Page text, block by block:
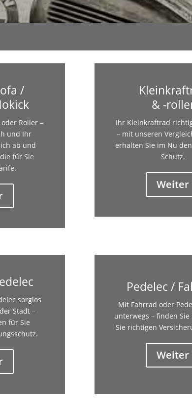
/
Roller –
und Ihr
ab und
für Sie
& -
Ihr Kleinkraftrad
– mit unseren
erhalten Sie im Nu
Schutz.
Weiter
sorglos
Stadt –
für Sie
Pedelec /
Mit Fahrrad oder
unterwegs – finden
Sie richtigen
Weiter